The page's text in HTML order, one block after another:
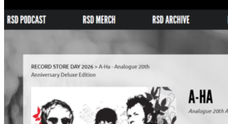
も
名
モ
ー